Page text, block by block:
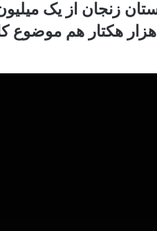
برداری هوایی شده و ۲۵۰ هزار